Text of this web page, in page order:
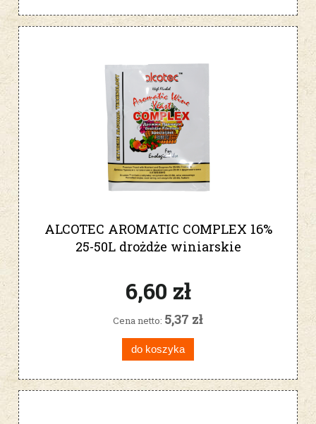
ALCOTEC AROMATIC COMPLEX 16%
25-50L drożdże winiarskie
6,60 zł
Cena netto: 5,37 zł
do koszyka